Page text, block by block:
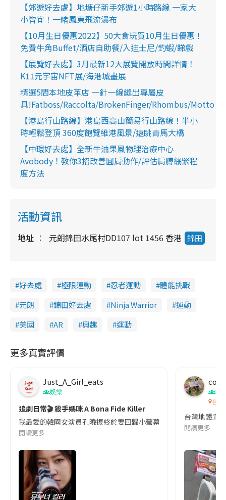
【郊遊好去處】地塘仔新手郊遊1小時路線 一家大
小皆宜！一睹鳳東飛流瀑布
【10月生日優惠2022】50大食玩買10月生日優惠！
免費牛角Buffet/酒店自助餐/入迪士尼/釣蝦/睇戲
【展覽好去處】3月最新12大展覽開放時間詳情！
K11元宇宙NFT展/海港城畫展
精選5間本地皮革店 一針一線縫出專屬皮
具!Fatboss/Raccolta/BrokenFinger/Rhombus/Motto
【港島行山路線】港島西高山簡易行山路線！半小
時輕鬆登頂 360度飽覽維港風景/遠眺青馬大橋
【中環好去處】全新牛油果風物理治療中心
Avobody！教你3招改善圓肩動作/評估肩膊繃緊程
度方法
活動資訊
地址 元朗錦田水尾村DD107 lot 1456 香港 錦田
好去處 極限運動 忍者運動
體能挑戰
元朗
錦田好去處 Ninja Warrior
運動
美國
AR 興趣 運動
更多真實評價
Just_A_Girl_eats
娛樂
追劇日常🎬 殺手媽咪 A Bona Fide Killer
我最愛的韓國女演員孔曉振終於要回歸小螢幕啦!這次的劇本改編
閱讀更多
co
吹
台灣
台灣地鐵宣
閱讀更多